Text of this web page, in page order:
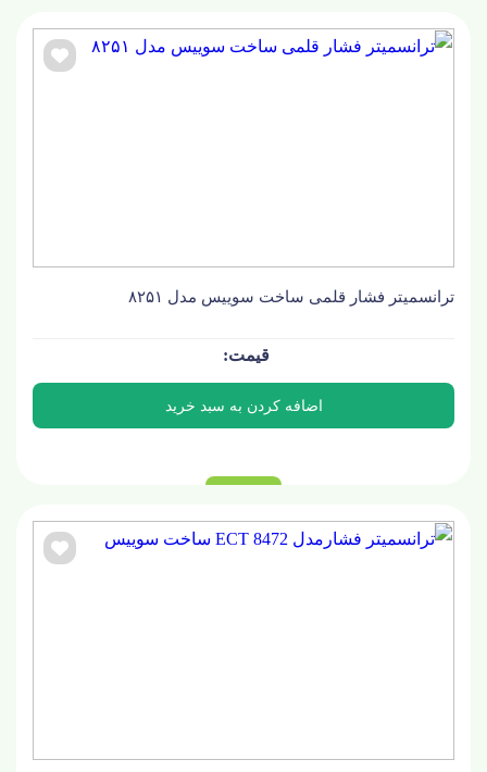
ترانسمیتر فشار قلمی ساخت سوییس مدل ۸۲۵۱